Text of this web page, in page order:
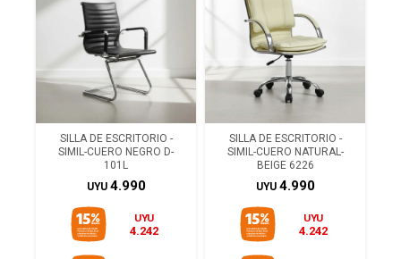
SILLA DE ESCRITORIO -
SIMIL-CUERO NEGRO D-
101L
UYU 4.990
UYU
4.242
SILLA DE ESCRITORIO -
SIMIL-CUERO NATURAL-
BEIGE 6226
UYU 4.990
UYU
4.242